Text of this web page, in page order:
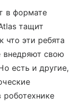
в формате
тащит
что эти ребята
внедряют свою
есть и другие,